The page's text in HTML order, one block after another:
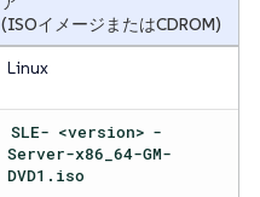
(ISOイメージまたはCDROM)
Linux
SLE- <version> -
Server-x86_64-GM-
DVD1.iso